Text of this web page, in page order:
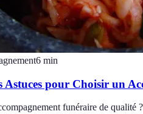
6 min
Astuces pour Choisir un
funéraire de